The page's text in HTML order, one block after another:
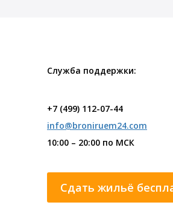
Служба поддержки:
+7 (499) 112-07-44
info@broniruem24.com
10:00 – 20:00 по МСК
Сдать жильё